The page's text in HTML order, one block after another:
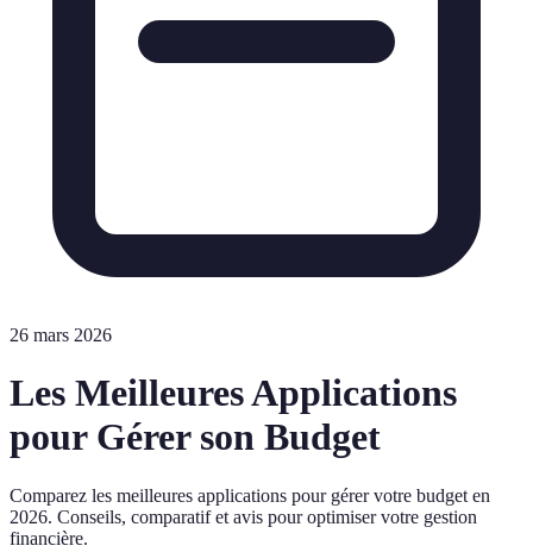
26 mars 2026
Les Meilleures Applications
pour Gérer son Budget
Comparez les meilleures applications pour gérer votre budget en
2026. Conseils, comparatif et avis pour optimiser votre gestion
financière.